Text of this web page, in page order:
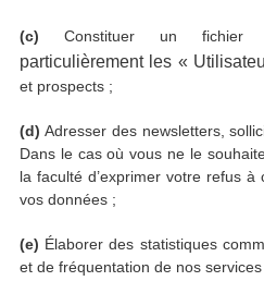
(c) Constituer un
particulièrement les « U
et prospects ;
(d) Adresser des newsletters,
Dans le cas où vous ne le
la faculté d’exprimer votre refus
vos données ;
(e) Élaborer des statistiques
et de fréquentation de nos services